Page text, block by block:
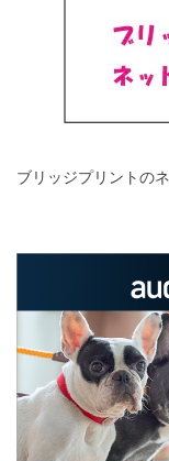
ブリッジプリントの